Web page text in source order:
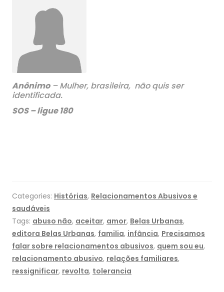
Anônimo– Mulher, brasileira, não quis ser
identificada.
SOS – ligue 180
Categories: Histórias, Relacionamentos Abusivos e
saudáveis
Tags: abuso não, aceitar, amor, Belas Urbanas,
editora Belas Urbanas, familia, infância, Precisamos
falar sobre relacionamentos abusivos, quem sou eu,
relacionamento abusivo, relações familiares,
ressignificar, revolta, tolerancia